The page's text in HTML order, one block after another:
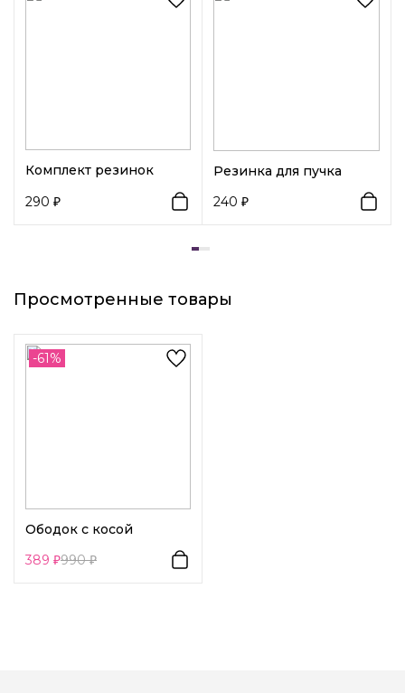
виде косы из эко-кожи точно не оставит твой образ
Комплект резинок
290
Резинка для пучка
240
Просмотренные товары
-61%
Ободок с косой
389
990